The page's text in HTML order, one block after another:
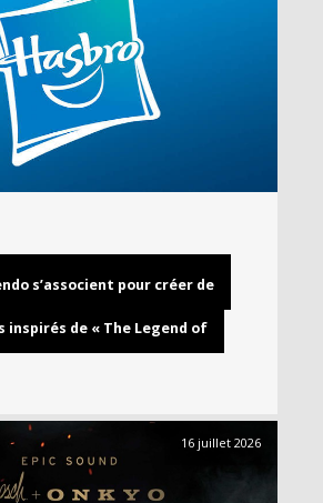
s’associent pour créer de
inspirés de « The Legend of
16 juillet 2026